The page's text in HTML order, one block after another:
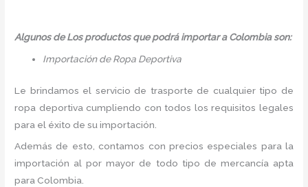
Algunos de Los productos que podrá importar a Colombia son:
Importación de Ropa Deportiva
Le brindamos el servicio de trasporte de cualquier tipo de
ropa deportiva cumpliendo con todos los requisitos legales
para el éxito de su importación.
Además de esto, contamos con precios especiales para la
importación al por mayor de todo tipo de mercancía apta
para Colombia.